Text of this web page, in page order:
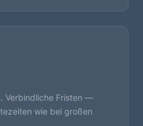
Verbindliche Fristen —
wie bei großen